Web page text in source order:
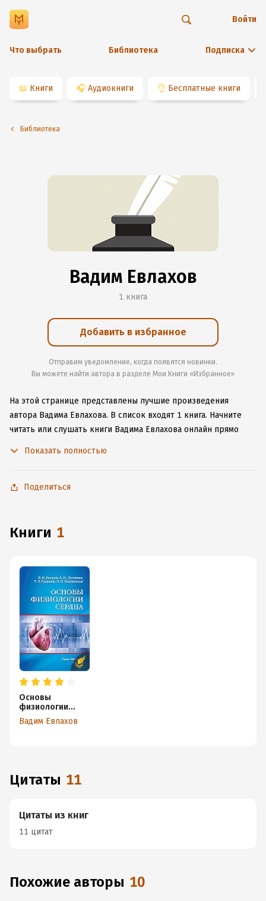
Что выбрать Библиотека Подписка
Войти
📖 Книги 🎧 Аудиокниги 👌 Бесплатные книги
Библиотека
Вадим Евлахов
1 книга
Добавить в избранное
Отправим уведомление, когда появятся новинки.
Вы можете найти автора в разделе Мои Книги «Избранное»
На этой странице представлены лучшие произведения
автора Вадима Евлахова. В список входят 1 книга. Начните
читать или слушать книги Вадима Евлахова онлайн прямо
Показать полностью
Поделиться
книги 1
Основы
физиологии
сердца
Вадим Евлахов
Цитаты 11
Цитаты из книг
11 цитат
Похожие авторы 10